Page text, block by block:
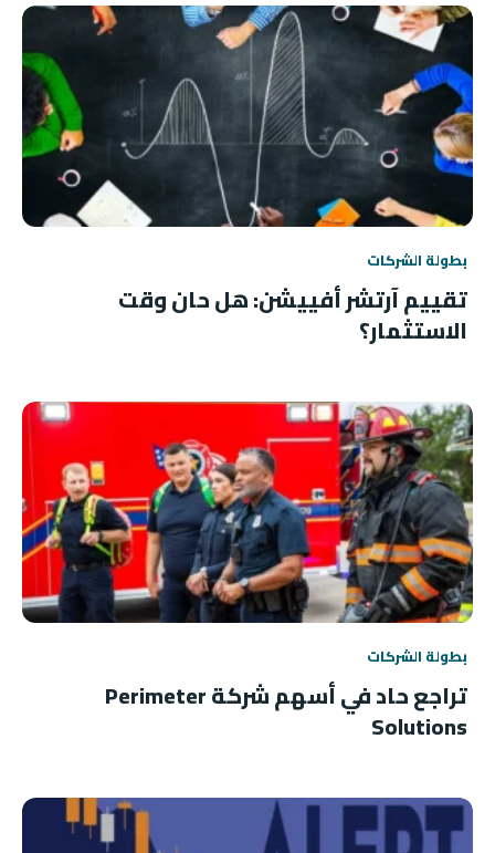
بطولة الشركات
تقييم آرتشر أفييشن: هل حان وقت
الاستثمار؟
بطولة الشركات
تراجع حاد في أسهم شركة Perimeter
Solutions